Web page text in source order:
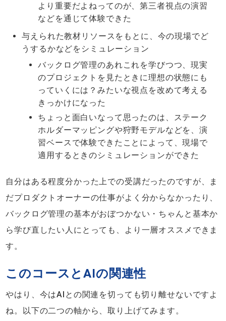
より重要だよねってのが、第三者視点の演習
などを通じて体験できた
与えられた教材リソースをもとに、今の現場でど
うするかなどをシミュレーション
バックログ管理のあれこれを学びつつ、現実
のプロジェクトを見たときに理想の状態にも
っていくには？みたいな視点を改めて考える
きっかけになった
ちょっと面白いなって思ったのは、ステーク
ホルダーマッピングや狩野モデルなどを、演
習ベースで体験できたことによって、現場で
適用するときのシミュレーションができた
自分はある程度分かった上での受講だったのですが、ま
だプロダクトオーナーの仕事がよく分からなかったり、
バックログ管理の基本がおぼつかない・ちゃんと基本か
ら学び直したい人にとっても、より一層オススメできま
す。
このコースとAIの関連性
やはり、今はAIとの関連を切っても切り離せないですよ
ね。以下の二つの軸から、取り上げてみます。